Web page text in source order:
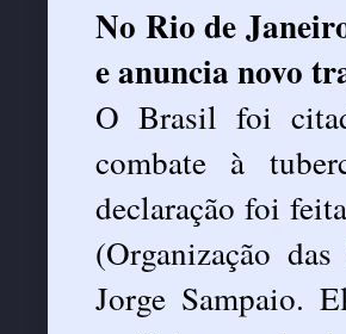
No Rio de
e anuncia novo
O Brasil foi
combate à
declaração foi
(Organização
Jorge Sampaio.